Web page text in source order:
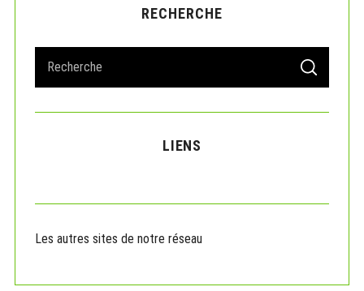
RECHERCHE
a
r
r
S
A
C
LIENS
Les autres sites de notre réseau